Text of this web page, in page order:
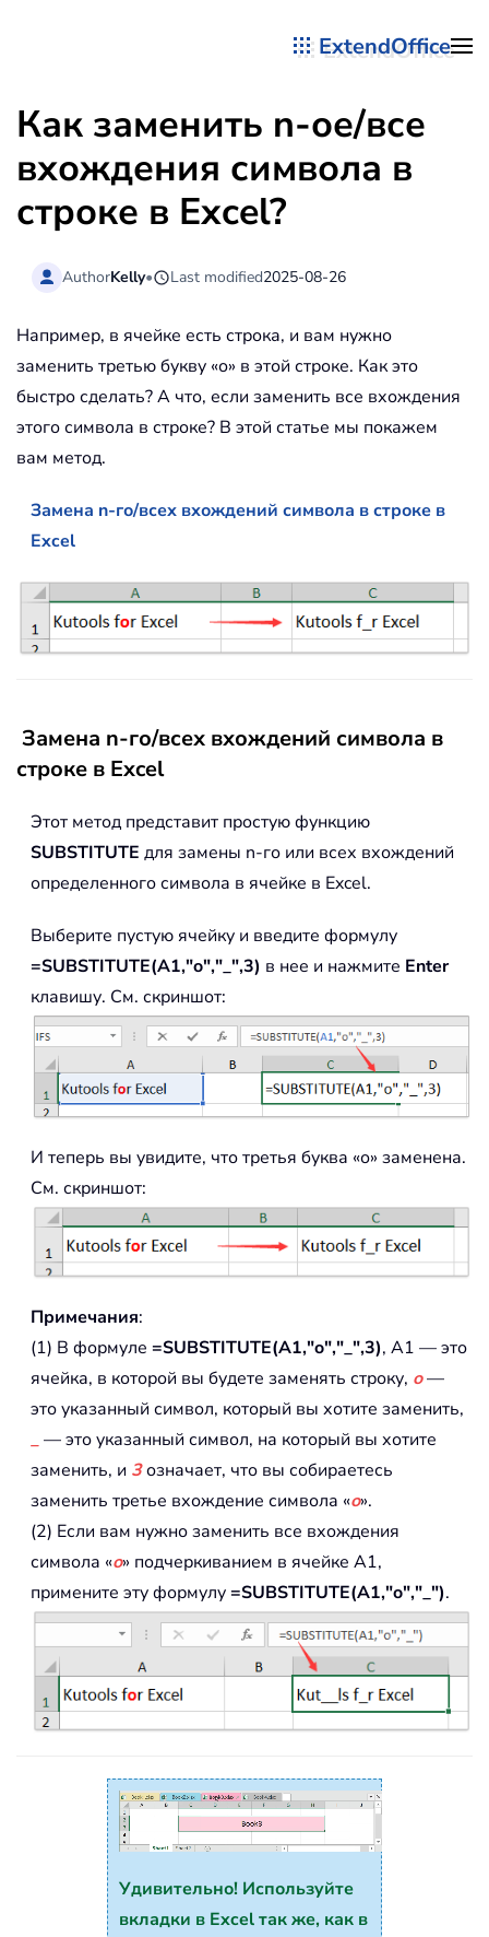
ExtendOffice
Как заменить n-ое/все
вхождения символа в
строке в Excel?
AuthorKelly• Last modified2025-08-26
Например, в ячейке есть строка, и вам нужно
заменить третью букву «о» в этой строке. Как это
быстро сделать? А что, если заменить все вхождения
этого символа в строке? В этой статье мы покажем
вам метод.
Замена n-го/всех вхождений символа в строке в
Excel
Замена n-го/всех вхождений символа в
строке в Excel
Этот метод представит простую функцию
SUBSTITUTE для замены n-го или всех вхождений
определенного символа в ячейке в Excel.
Выберите пустую ячейку и введите формулу
=SUBSTITUTE(A1,"o","_",3) в нее и нажмите Enter
клавишу. См. скриншот:
И теперь вы увидите, что третья буква «о» заменена.
См. скриншот:
Примечания:
(1) В формуле =SUBSTITUTE(A1,"o","_",3), A1 — это
ячейка, в которой вы будете заменять строку, o—
это указанный символ, который вы хотите заменить,
_— это указанный символ, на который вы хотите
заменить, и 3означает, что вы собираетесь
заменить третье вхождение символа «o».
(2) Если вам нужно заменить все вхождения
символа «o» подчеркиванием в ячейке A1,
примените эту формулу=SUBSTITUTE(A1,"o","_").
Удивительно! Используйте
вкладки в Excel так же, как в